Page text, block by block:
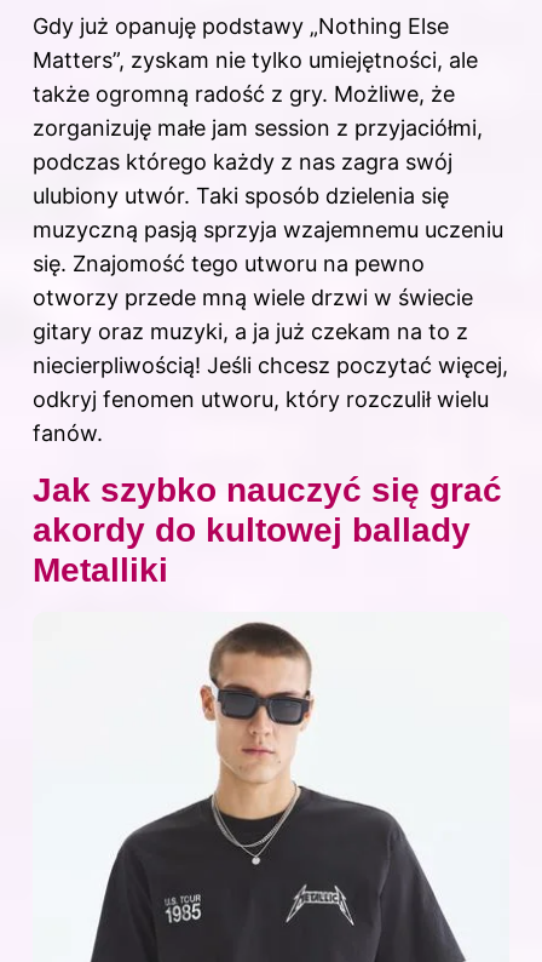
Gdy już opanuję podstawy „Nothing Else
Matters”, zyskam nie tylko umiejętności, ale
także ogromną radość z gry. Możliwe, że
zorganizuję małe jam session z przyjaciółmi,
podczas którego każdy z nas zagra swój
ulubiony utwór. Taki sposób dzielenia się
muzyczną pasją sprzyja wzajemnemu uczeniu
się. Znajomość tego utworu na pewno
otworzy przede mną wiele drzwi w świecie
gitary oraz muzyki, a ja już czekam na to z
niecierpliwością! Jeśli chcesz poczytać więcej,
odkryj fenomen utworu, który rozczulił wielu
fanów.
Jak szybko nauczyć się grać
akordy do kultowej ballady
Metalliki